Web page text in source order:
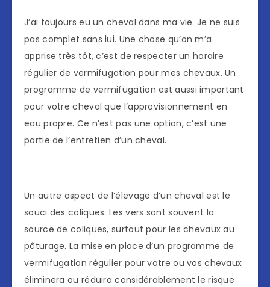
J’ai toujours eu un cheval dans ma vie. Je ne suis
pas complet sans lui. Une chose qu’on m’a
apprise très tôt, c’est de respecter un horaire
régulier de vermifugation pour mes chevaux. Un
programme de vermifugation est aussi important
pour votre cheval que l’approvisionnement en
eau propre. Ce n’est pas une option, c’est une
partie de l’entretien d’un cheval.
Un autre aspect de l’élevage d’un cheval est le
souci des coliques. Les vers sont souvent la
source de coliques, surtout pour les chevaux au
pâturage. La mise en place d’un programme de
vermifugation régulier pour votre ou vos chevaux
éliminera ou réduira considérablement le risque